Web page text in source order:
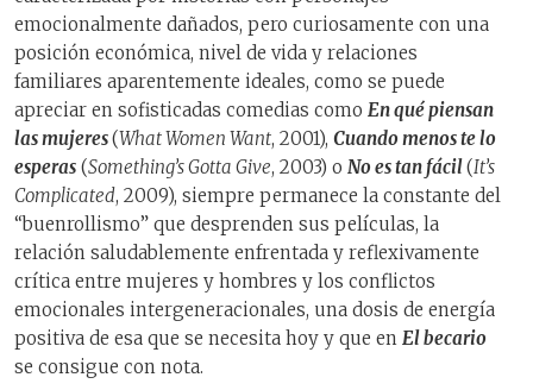
emocionalmente dañados, pero curiosamente con una
posición económica, nivel de vida y relaciones
familiares aparentemente ideales, como se puede
apreciar en sofisticadas comedias como En qué piensan
las mujeres(What Women Want, 2001), Cuando menos te lo
esperas (Something’s Gotta Give, 2003) o No es tan fácil(It’s
Complicated, 2009), siempre permanece la constante del
“buenrollismo” que desprenden sus películas, la
relación saludablemente enfrentada y reflexivamente
crítica entre mujeres y hombres y los conflictos
emocionales intergeneracionales, una dosis de energía
positiva de esa que se necesita hoy y que en El becario
se consigue con nota.